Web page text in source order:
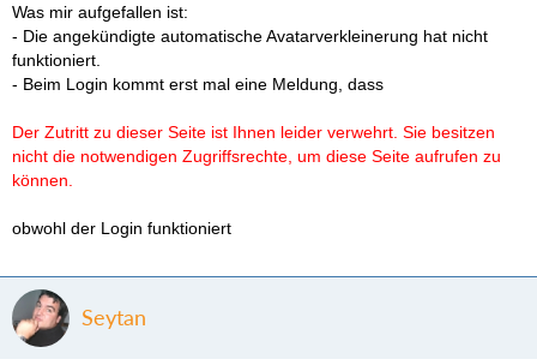
Was mir aufgefallen ist:
- Die angekündigte automatische Avatarverkleinerung hat nicht
funktioniert.
- Beim Login kommt erst mal eine Meldung, dass
Der Zutritt zu dieser Seite ist Ihnen leider verwehrt. Sie besitzen
nicht die notwendigen Zugriffsrechte, um diese Seite aufrufen zu
können.
obwohl der Login funktioniert
Seytan